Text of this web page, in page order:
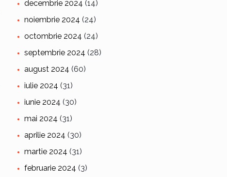
decembrie 2024 (14)
noiembrie 2024 (24)
octombrie 2024 (24)
septembrie 2024 (28)
august 2024 (60)
iulie 2024 (31)
iunie 2024 (30)
mai 2024 (31)
aprilie 2024 (30)
martie 2024 (31)
februarie 2024 (3)